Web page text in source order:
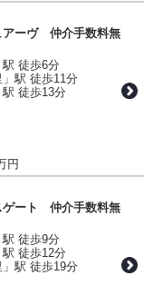
アーヴ 仲介手数料無
徒歩6分
駅 徒歩11分
徒歩13分
円
ゲート 仲介手数料無
徒歩9分
徒歩12分
駅 徒歩19分